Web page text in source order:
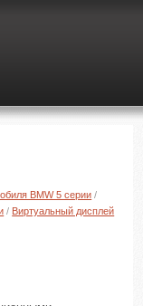
BMW 5 серии /
/ Виртуальный дисплей